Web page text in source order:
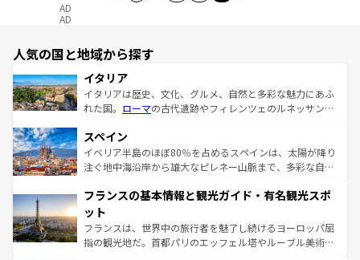
AD
AD
人気の国と地域から探す
イタリア
イタリアは歴史、文化、グルメ、自然と多彩な魅力にあふ
れた国。 ローマの古代遺跡やフィレンツェのルネッサンス
ろん、トスカーナの美しい田園風景やアマルフィ海岸の絶
景など、自然景観も見逃せない。観光の合間には、本場の
ピザやパスタなど、絶品のイタリア料理を堪能することも
ませてくれるイタリアで、忘れられない旅をしてみよう！
なお、新着のイタリア情報は
しい。
スペイン
イベリア半島のほぼ80％を占めるスペインは、太陽が降り
注ぐ地中海沿岸から雄大なピレネー山脈まで、多彩な自然
文化が根付くこの国では、情熱的なフラメンコ、熱気あふ
れる闘牛、そして美味しいタパスが生活の一部となってい
る。首都マドリードの洗練された雰囲気や、バルセロナの
アートに溢れた街角から、地方では古代ローマ遺跡や中世
フランスの基本情報と観光ガイド・有名観光スポ
ット
フランスは、世界中の旅行者を魅了し続けるヨーロッパ屈
指の観光地だ。首都パリのエッフェル塔やルーブル美術館